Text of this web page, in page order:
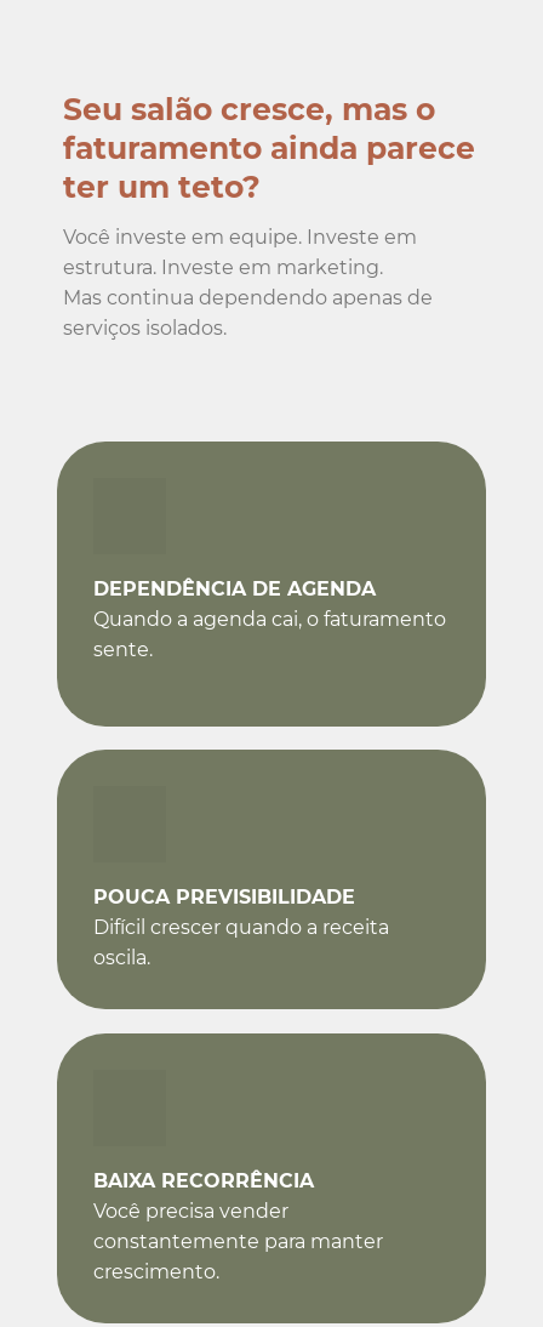
Seu salão cresce, mas o
faturamento ainda parece
ter um teto?
Você investe em equipe. Investe em
estrutura. Investe em marketing.
Mas continua dependendo apenas de
serviços isolados.
DEPENDÊNCIA DE AGENDA
Quando a agenda cai, o faturamento
sente.
POUCA PREVISIBILIDADE
Difícil crescer quando a receita
oscila.
BAIXA RECORRÊNCIA
Você precisa vender
constantemente para manter
crescimento.